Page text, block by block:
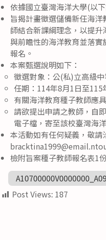
依據國立臺灣海洋大學(以
旨揭計畫徵選儲備新任海
師結合新課綱理念，以提
與前瞻性的海洋教育並落
報名。
本案甄選說明如下：
徵選對象：公(私)立高級
任期：114年8月1日至115
有關海洋教育種子教師應
請欲提出申請之教師，自
電子檔，寄至該校臺灣海
本活動如有任何疑義，敬
檢附旨案種子教師報名表1
Post Views: 187